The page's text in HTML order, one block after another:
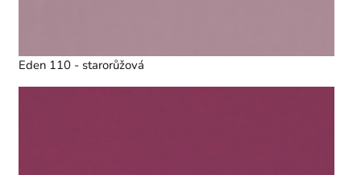
Eden 110 - starorůžová